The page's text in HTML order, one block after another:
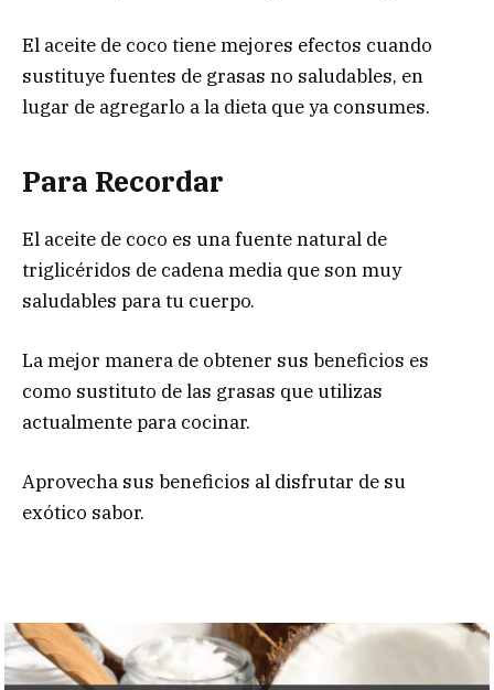
El aceite de coco tiene mejores efectos cuando
sustituye fuentes de grasas no saludables, en
lugar de agregarlo a la dieta que ya consumes.
Para Recordar
El aceite de coco es una fuente natural de
triglicéridos de cadena media que son muy
saludables para tu cuerpo.
La mejor manera de obtener sus beneficios es
como sustituto de las grasas que utilizas
actualmente para cocinar.
Aprovecha sus beneficios al disfrutar de su
exótico sabor.